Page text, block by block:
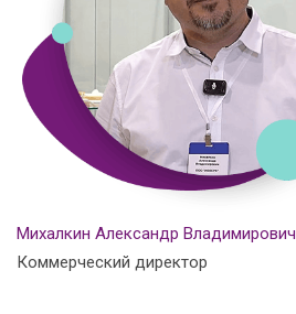
Михалкин Александр Владимирович
Коммерческий директор